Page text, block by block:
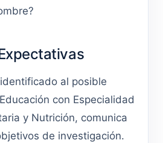
al posible
con Especialidad
y Nutrición, comunica
de investigación.